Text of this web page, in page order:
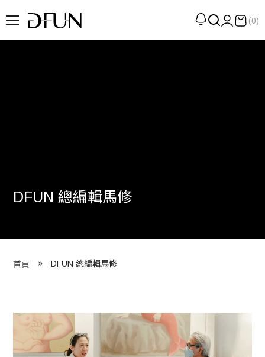
展
們 About DFUN
藏 Cover Archives
團 Square Rich
(0)
DFUN 總編輯馬修
首頁 DFUN 總編輯馬修